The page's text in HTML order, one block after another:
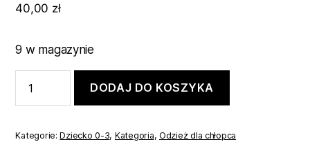
40,00 zł
9 w magazynie
Spodnie
czerwone
DODAJ DO KOSZYKA
Kategorie:Dziecko 0-3, Kategoria, Odzież dla chłopca